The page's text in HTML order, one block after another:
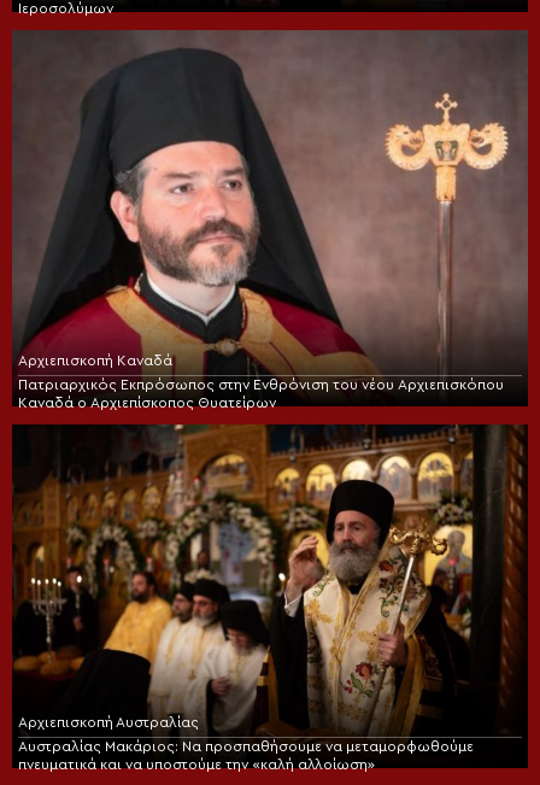
Ιεροσολύμων
Αρχιεπισκοπή Καναδά
Πατριαρχικός Εκπρόσωπος στην Ενθρόνιση του νέου Αρχιεπισκόπου
Καναδά ο Αρχιεπίσκοπος Θυατείρων
Αρχιεπισκοπή Αυστραλίας
Αυστραλίας Μακάριος: Να προσπαθήσουμε να μεταμορφωθούμε
πνευματικά και να υποστούμε την «καλή αλλοίωση»